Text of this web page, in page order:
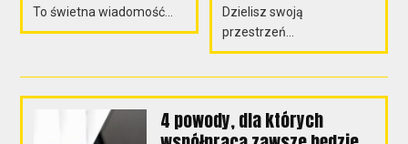
To świetna wiadomość...
Dzielisz swoją
przestrzeń...
4 powody, dla których